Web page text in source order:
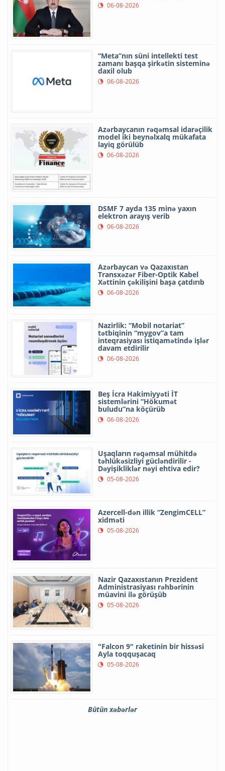
06-08-2026
“Meta”nın süni intellekti test
zamanı başqa şirkətin sisteminə
daxil olub
06-08-2026
Azərbaycanın rəqəmsal idarəçilik
model iki beynəlxalq mükafata
layiq görülüb
06-08-2026
DSMF 7 ayda 135 minə yaxın
elektron arayış verib
06-08-2026
Azərbaycan və Qazaxıstan
Transxəzər Fiber-Optik Kabel
Xəttinin çəkilişini başa çatdırıb
06-08-2026
Nazirlik: “Mobil notariat”
tətbiqinin “mygov”a tam
inteqrasiyası istiqamətində işlər
davam etdirilir
06-08-2026
Beş İcra Hakimiyyəti İT
sistemlərini “Hökumət
buludu”na köçürüb
06-08-2026
Uşaqların rəqəmsal mühitdə
təhlükəsizliyi gücləndirilir -
Dəyişikliklər nəyi ehtiva edir?
05-08-2026
Azercell-dən illik “ZengimCELL”
xidməti
05-08-2026
Nazir Qazaxıstanın Prezident
Administrasiyası rəhbərinin
müavini ilə görüşüb
05-08-2026
"Falcon 9" raketinin bir hissəsi
Ayla toqquşacaq
05-08-2026
Bütün xəbərlər